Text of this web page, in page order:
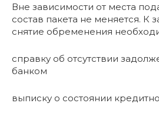
Вне зависимости от места
состав пакета не меняется. К
снятие обременения
справку об отсутствии
банком
выписку о состоянии